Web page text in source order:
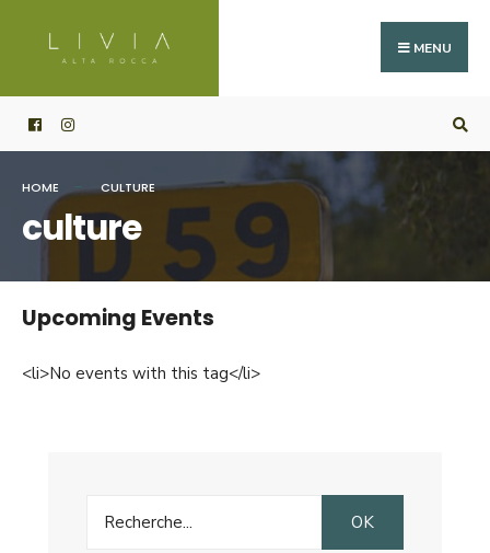
MENU
HOME CULTURE
culture
Upcoming Events
<li>No events with this tag</li>
for:
OK
for: